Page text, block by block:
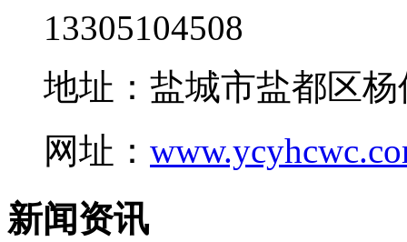
13305104508
地址：盐城市盐都区
网址：
新闻资讯